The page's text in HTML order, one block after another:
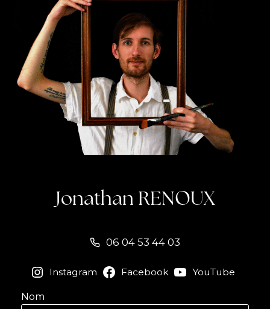
Jonathan RENOUX
06 04 53 44 03
Instagram Facebook YouTube
Nom